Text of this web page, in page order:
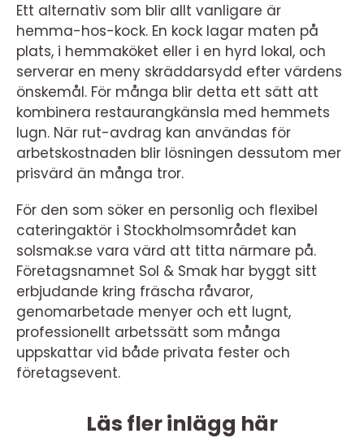
Ett alternativ som blir allt vanligare är
hemma-hos-kock. En kock lagar maten på
plats, i hemmaköket eller i en hyrd lokal, och
serverar en meny skräddarsydd efter värdens
önskemål. För många blir detta ett sätt att
kombinera restaurangkänsla med hemmets
lugn. När rut-avdrag kan användas för
arbetskostnaden blir lösningen dessutom mer
prisvärd än många tror.
För den som söker en personlig och flexibel
cateringaktör i Stockholmsområdet kan
solsmak.se vara värd att titta närmare på.
Företagsnamnet Sol & Smak har byggt sitt
erbjudande kring fräscha råvaror,
genomarbetade menyer och ett lugnt,
professionellt arbetssätt som många
uppskattar vid både privata fester och
företagsevent.
Läs fler inlägg här